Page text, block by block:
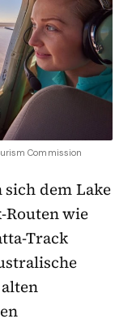
Commission
sich dem Lake
Routen wie
Track